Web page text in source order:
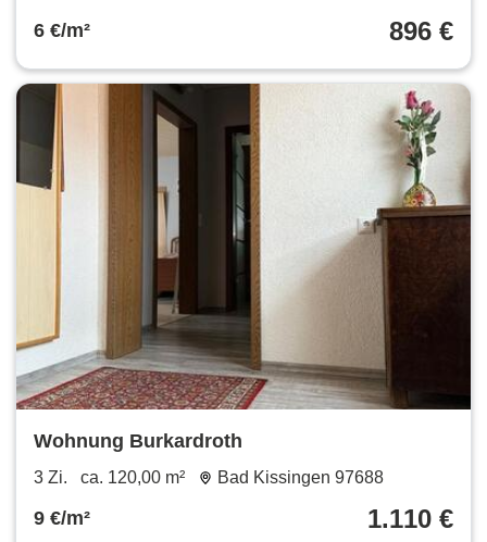
6 €/m² 896 €
Wohnung Burkardroth
3 Zi. ca. 120,00 m² Bad Kissingen 97688
9 €/m² 1.110 €